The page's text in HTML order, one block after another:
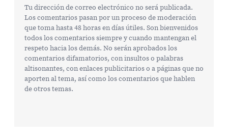
Tu dirección de correo electrónico no será publicada.
Los comentarios pasan por un proceso de moderación
que toma hasta 48 horas en días útiles. Son bienvenidos
todos los comentarios siempre y cuando mantengan el
respeto hacia los demás. No serán aprobados los
comentarios difamatorios, con insultos o palabras
altisonantes, con enlaces publicitarios o a páginas que no
aporten al tema, así como los comentarios que hablen
de otros temas.